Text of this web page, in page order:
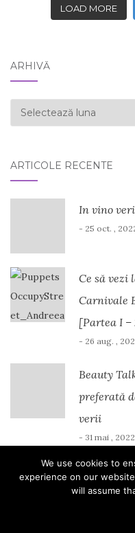
LOAD MORE
ARHIVĂ
ARHIVĂ
ARTICOLE RECENTE
In vino
- 25 oct. ,
Ce să vezi
Carnivale
[Partea I –
- 26 aug. ,
Beauty
preferată
verii
- 31 mai , 2022
We use cookies to
experience on our
will assume